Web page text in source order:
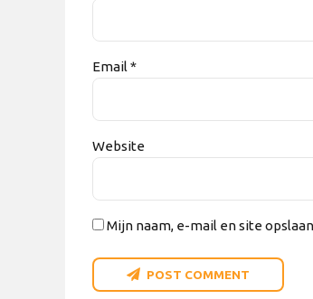
Email *
Website
Mijn naam, e-mail en site
POST COMMENT